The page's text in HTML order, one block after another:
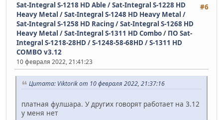
#6
Sat-Integral S-1218 HD Able / Sat-Integral S-1228 HD
Heavy Metal / Sat-Integral S-1248 HD Heavy Metal /
Sat-Integral S-1258 HD Racing / Sat-Integral S-1268 HD
Heavy Metal / Sat-Integral S-1311 HD Combo/ ПО Sat-
Integral S-1218-28HD / S-1248-58-68HD / S-1311 HD
COMBO v3.12
10 февраля 2022, 21:41:23
Цитата: Viktorik от 10 февраля 2022, 21:37:16
платная фулшара. У других говорят работает на 3.12
у меня нет